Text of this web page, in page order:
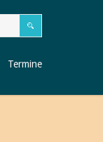
Termine